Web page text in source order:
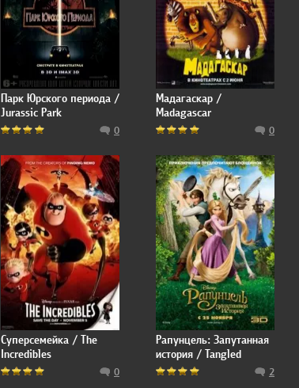
Парк Юрского периода /
Jurassic Park
0
Мадагаскар /
Madagascar
0
Суперсемейка / The
Incredibles
0
Рапунцель: Запутанная
история / Tangled
2